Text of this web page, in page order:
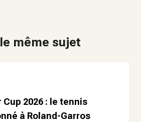
même sujet
Cup 2026 : le tennis
à Roland-Garros